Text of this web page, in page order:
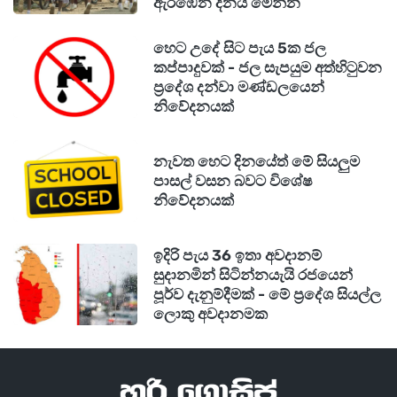
හෙට උදේ සිට පැය 5ක ජල
කප්පාදුවක් - ජල සැපයුම අත්හිටුවන
ප්‍රදේශ දන්වා මණ්ඩලයෙන්
නිවේදනයක්
නැවත හෙට දිනයේත් මේ සියලුම
පාසල් වසන බවට විශේෂ
නිවේදනයක්
ඉදිරි පැය 36 ඉතා අවදානම්
සුදානමින් සිටින්නයැයි රජයෙන්
පූර්ව දැනුම්දීමක් - මේ ප්‍රදේශ සියල්ල
ලොකු අවදානමක